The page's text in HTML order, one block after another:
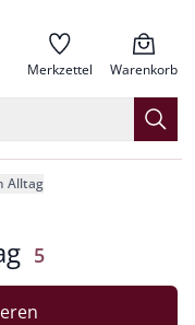
Merkzettel Warenkorb
Alltag
Ergebnisse
5